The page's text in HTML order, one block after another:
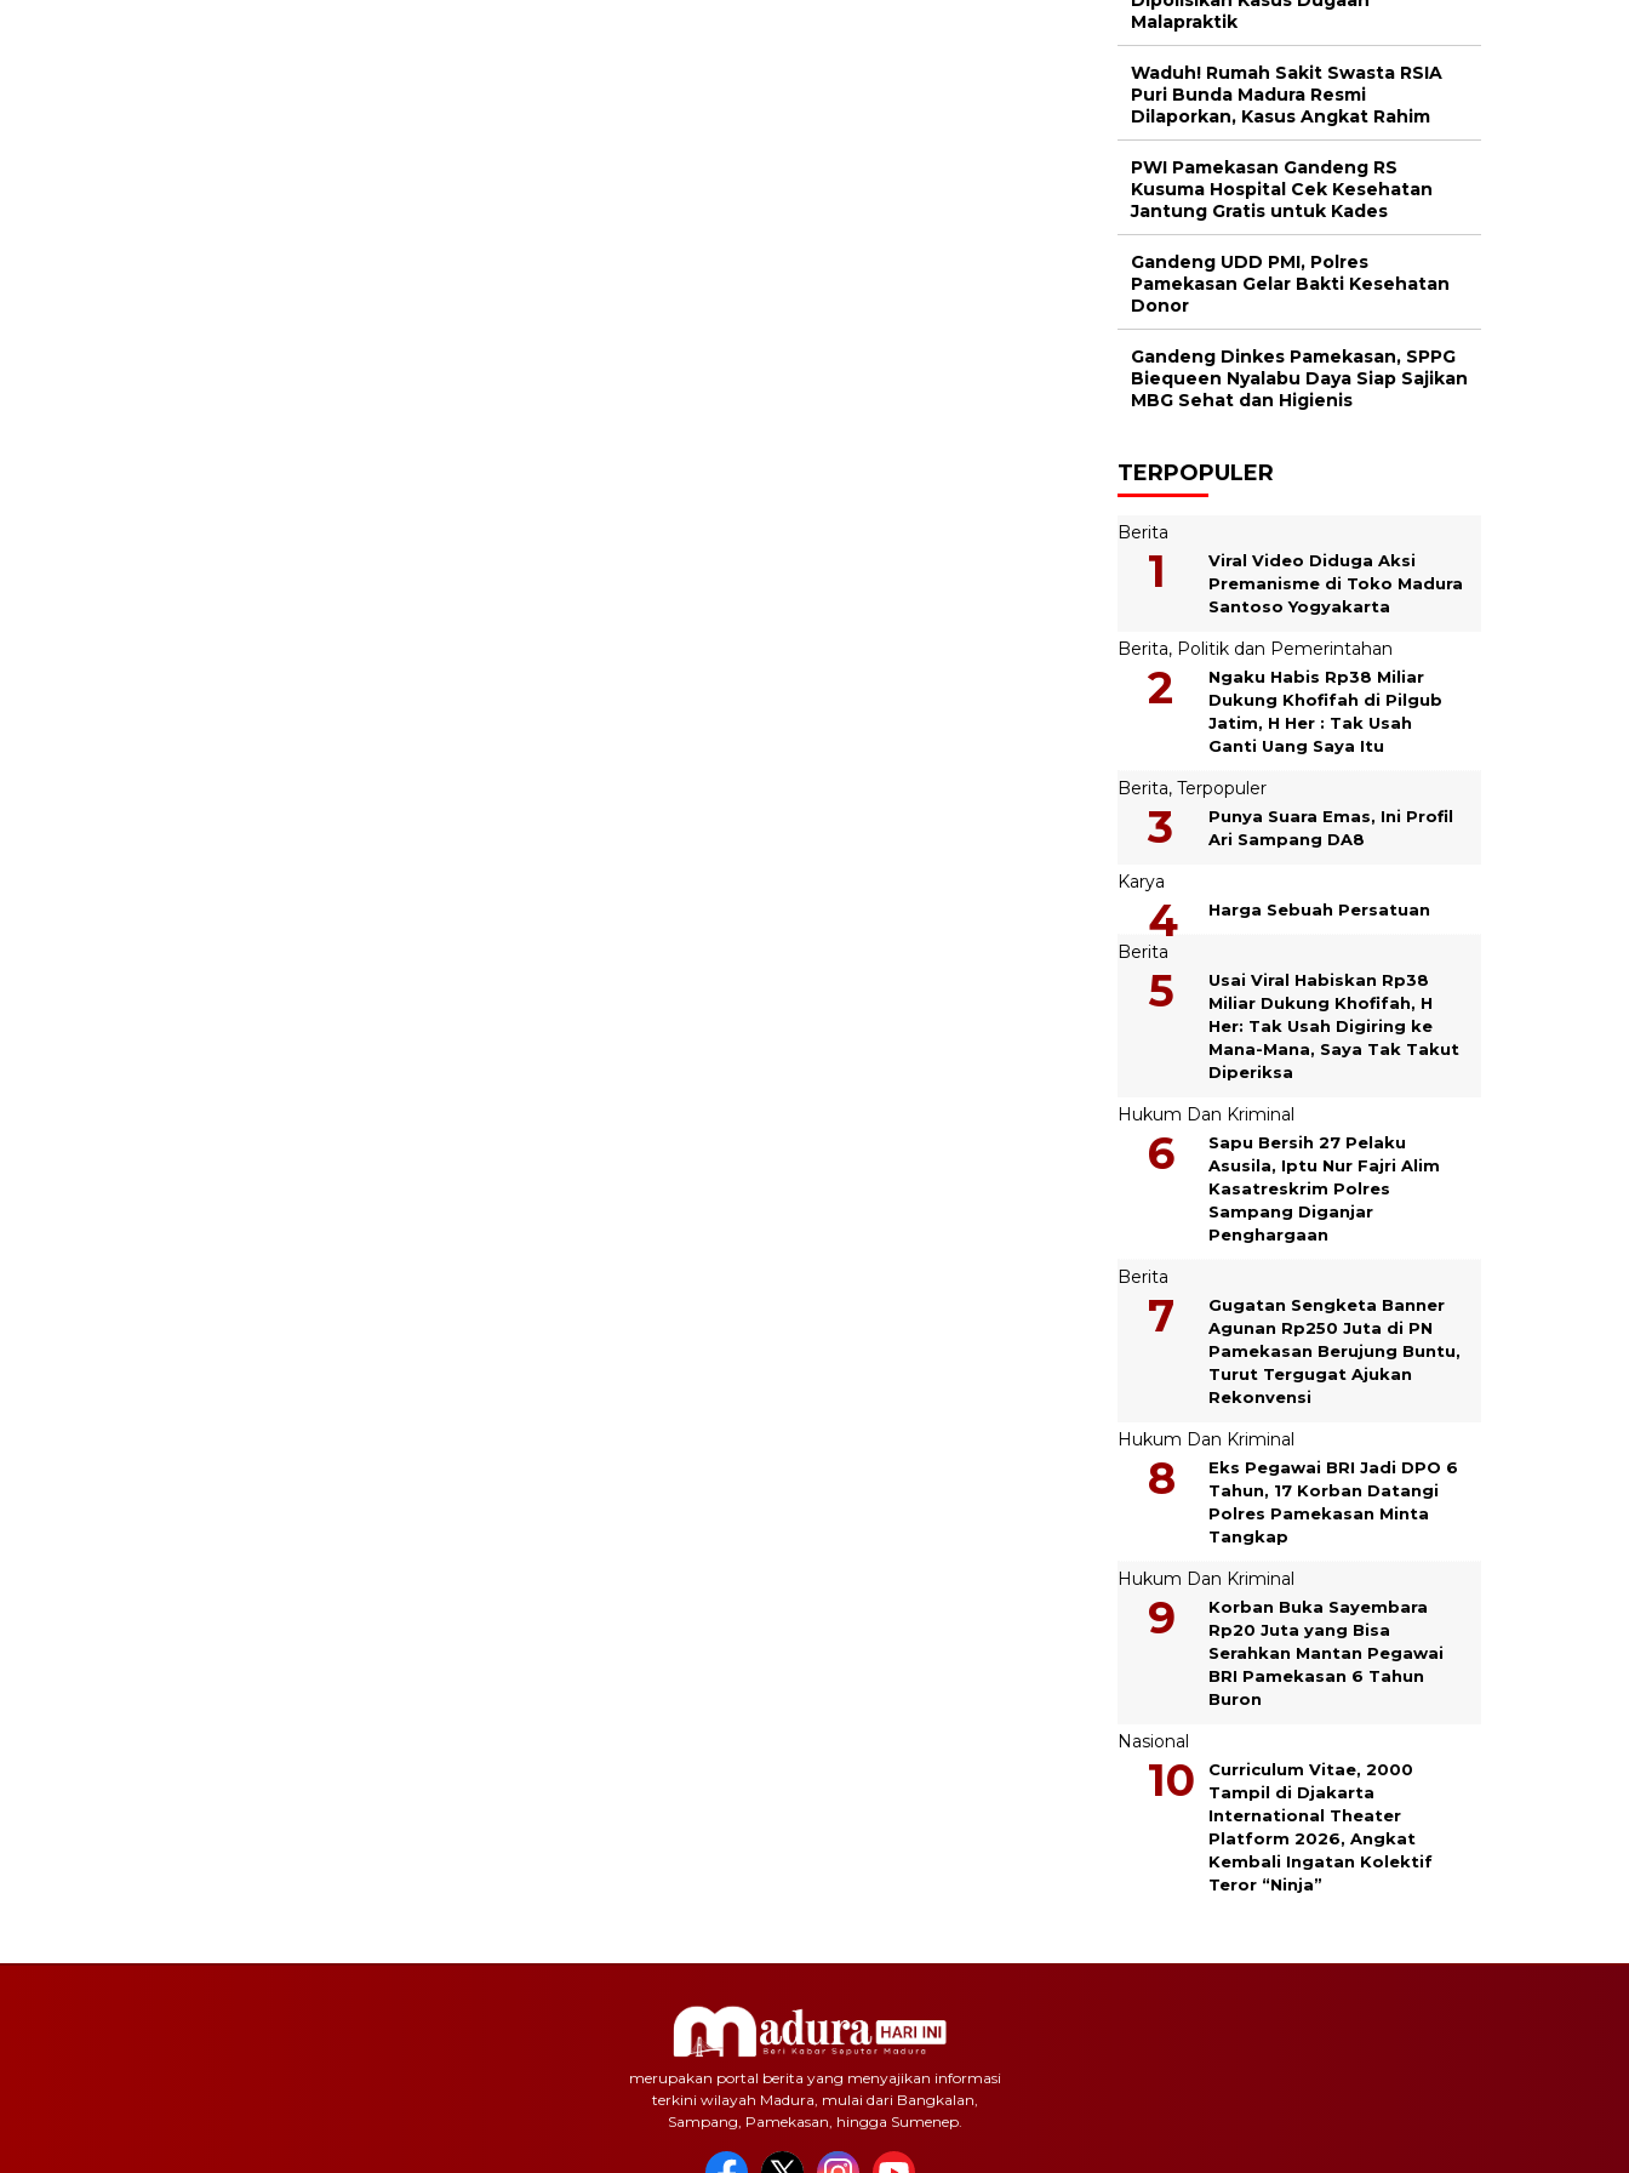
Malapraktik
Waduh! Rumah Sakit Swasta RSIA
Puri Bunda Madura Resmi
Dilaporkan, Kasus Angkat Rahim
PWI Pamekasan Gandeng RS
Kusuma Hospital Cek Kesehatan
Jantung Gratis untuk Kades
Gandeng UDD PMI, Polres
Pamekasan Gelar Bakti Kesehatan
Donor
Gandeng Dinkes Pamekasan, SPPG
Biequeen Nyalabu Daya Siap Sajikan
MBG Sehat dan Higienis
TERPOPULER
Berita
Viral Video Diduga Aksi
Premanisme di Toko Madura
Santoso Yogyakarta
Berita, Politik dan Pemerintahan
Ngaku Habis Rp38 Miliar
Dukung Khofifah di Pilgub
Jatim, H Her : Tak Usah
Ganti Uang Saya Itu
Berita, Terpopuler
Punya Suara Emas, Ini Profil
Ari Sampang DA8
Karya
Harga Sebuah Persatuan
Berita
Usai Viral Habiskan Rp38
Miliar Dukung Khofifah, H
Her: Tak Usah Digiring ke
Mana-Mana, Saya Tak Takut
Diperiksa
Hukum Dan Kriminal
Sapu Bersih 27 Pelaku
Asusila, Iptu Nur Fajri Alim
Kasatreskrim Polres
Sampang Diganjar
Penghargaan
Berita
Gugatan Sengketa Banner
Agunan Rp250 Juta di PN
Pamekasan Berujung Buntu,
Turut Tergugat Ajukan
Rekonvensi
Hukum Dan Kriminal
Eks Pegawai BRI Jadi DPO 6
Tahun, 17 Korban Datangi
Polres Pamekasan Minta
Tangkap
Hukum Dan Kriminal
Korban Buka Sayembara
Rp20 Juta yang Bisa
Serahkan Mantan Pegawai
BRI Pamekasan 6 Tahun
Buron
Nasional
Curriculum Vitae, 2000
Tampil di Djakarta
International Theater
Platform 2026, Angkat
Kembali Ingatan Kolektif
Teror “Ninja”
merupakan portal berita yang menyajikan informasi
terkini wilayah Madura, mulai dari Bangkalan,
Sampang, Pamekasan, hingga Sumenep.